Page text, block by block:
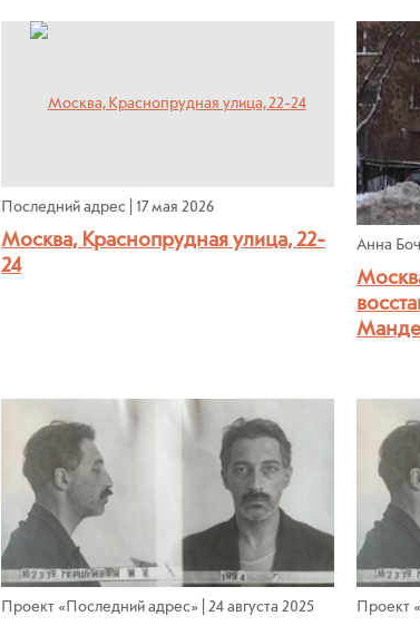
Последний адрес 17 мая 2026
Москва, Краснопрудная улица, 22-
24
Анна
Проект «Последний адрес» 24 августа 2025 Проект